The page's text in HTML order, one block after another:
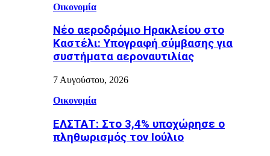
Οικονομία
Νέο αεροδρόμιο Ηρακλείου στο
Καστέλι: Υπογραφή σύμβασης για
συστήματα αεροναυτιλίας
7 Αυγούστου, 2026
Οικονομία
ΕΛΣΤΑΤ: Στο 3,4% υποχώρησε ο
πληθωρισμός τον Ιούλιο